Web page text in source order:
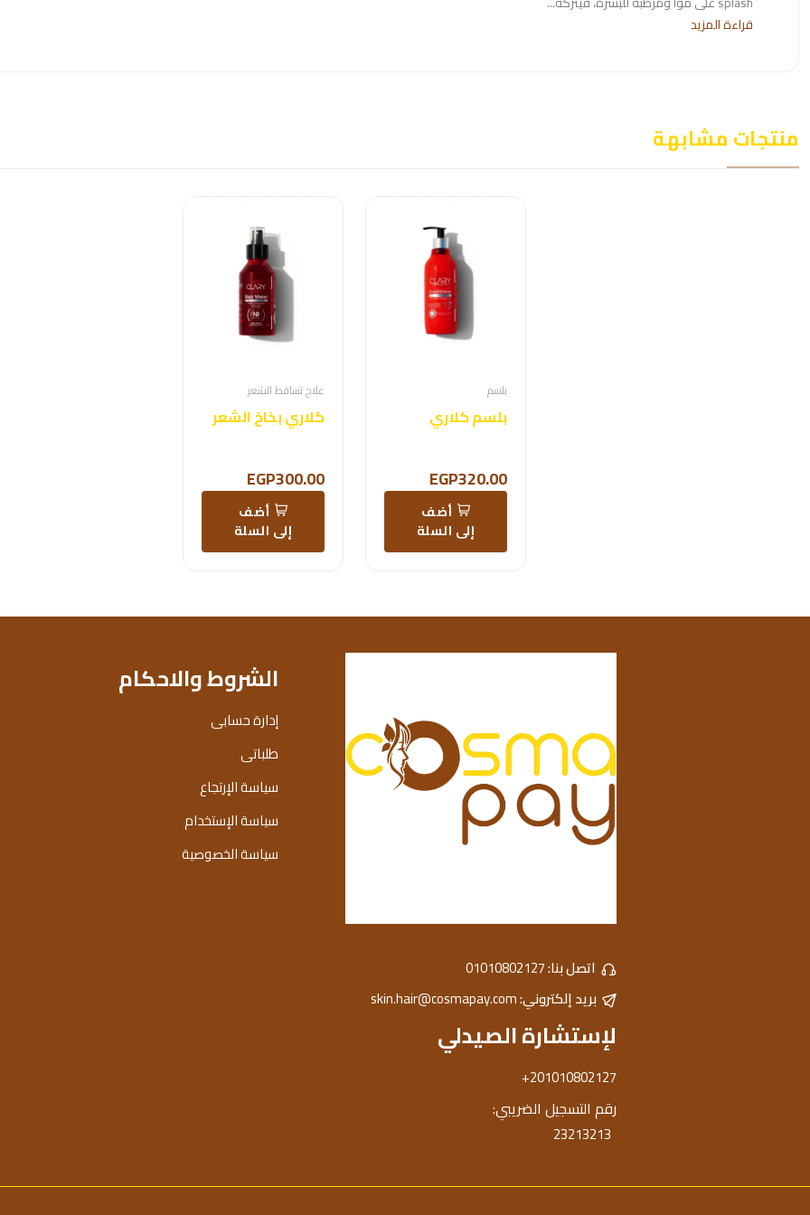
قراءة المزيد
منتجات مشابهة
بلسم
بلسم كلاري
EGP320.00
أضف
إلى السلة
علاج تساقط الشعر
كلاري بخاخ الشعر
EGP300.00
أضف
إلى السلة
اتصل بنا:01010802127
بريد إلكتروني:skin.hair@cosmapay.com
الشروط والاحكام
إدارة حسابى
طلباتى
سياسة الإرتجاع
سياسة الإستخدام
سياسة الخصوصية
لإستشارة الصيدلي
+201010802127
رقم التسجيل الضريبي:
23213213